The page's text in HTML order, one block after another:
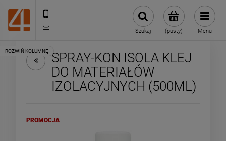
(pusty)
Szukaj Menu
SPRAY-KON ISOLA KLEJ
DO MATERIAŁÓW
IZOLACYJNYCH (500ML)
PROMOCJA